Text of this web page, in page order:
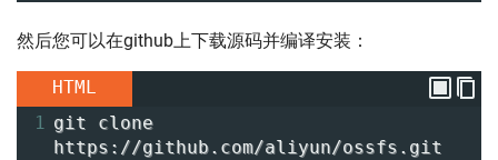
然后您可以在github上下载源码并编译安装：
HTML
1 git clone
https://github.com/aliyun/ossfs.git